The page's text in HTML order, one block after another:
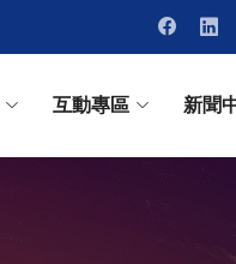
互動專區 新聞